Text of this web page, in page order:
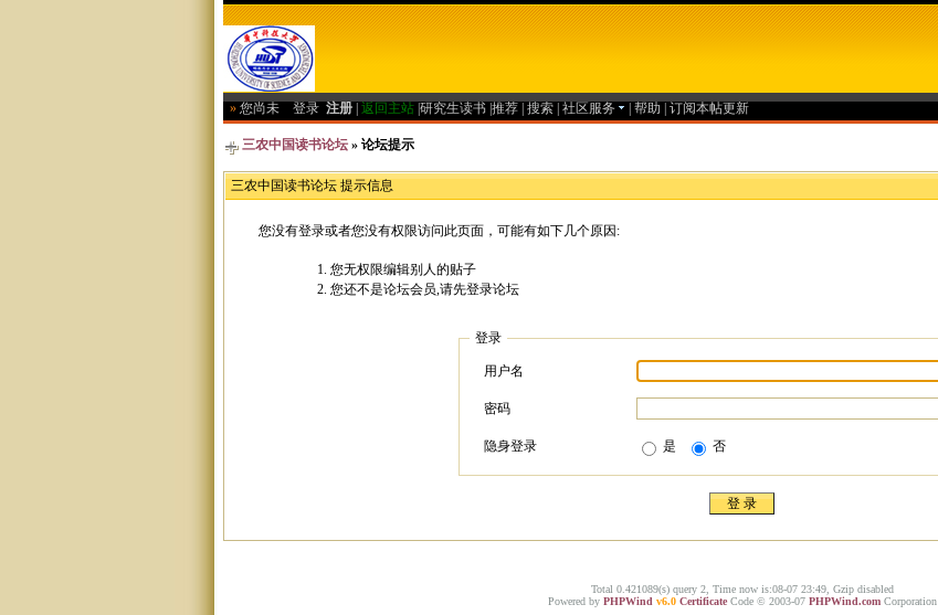
» 您尚未 登录 注册 返回主站 研究生读书 推荐 搜索 社区服务 帮助 订阅本帖更新
三农中国读书论坛 » 论坛提示
三农中国读书论坛 提示信息
您没有登录或者您没有权限访问此页面，可能有如下几个原因:
您无权限编辑别人的贴子
您还不是论坛会员,请先登录论坛
登录
用户名
密码
隐身登录 是 否
Total 0.421089(s) query 2, Time now is:08-07 23:49, Gzip disabled
Powered by PHPWind v6.0 Certificate Code © 2003-07 PHPWind.com Corporation